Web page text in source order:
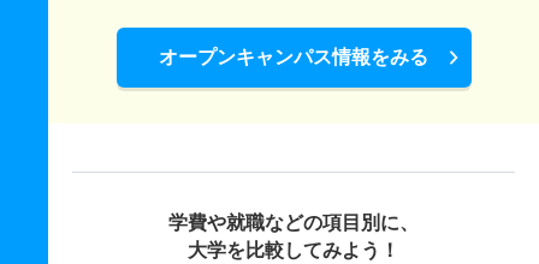
オープンキャンパス情報をみる
学費や就職などの項目別に、
大学を比較してみよう！